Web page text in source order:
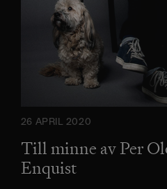
26 APRIL 2020
Till minne av Per
Enquist